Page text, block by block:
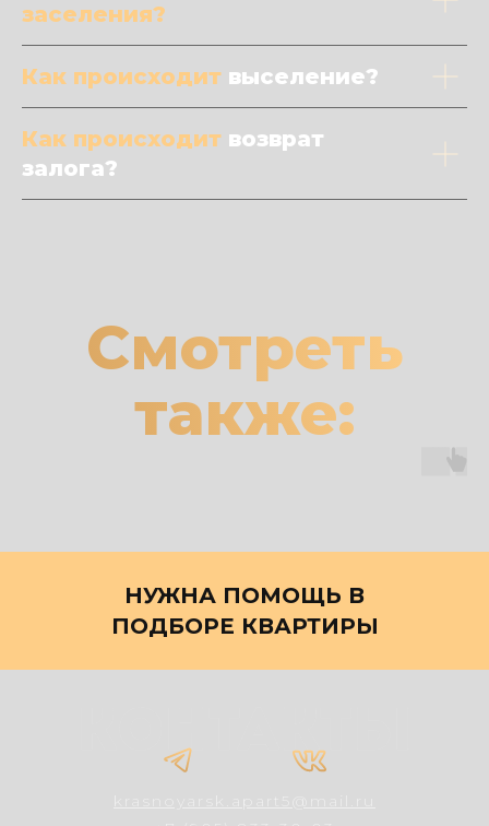
заселения?
Как происходит выселение?
Как происходит возврат
залога?
Смотреть
также:
НУЖНА ПОМОЩЬ В
ПОДБОРЕ КВАРТИРЫ